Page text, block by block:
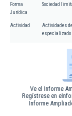
Forma
Jurídica
Sociedad
Actividad
Actividades
especializado
Ve el Informe
Regístrese en
Informe